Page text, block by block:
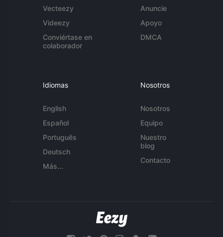
Vecteezy
Videezy
Conviértase en
colaborador
Anuncie
Apoyo
DMCA
Idiomas
English
Español
Português
Deutsch
Más...
Nosotros
Nosotros
Equipo
Nuestro
blog
Contacto